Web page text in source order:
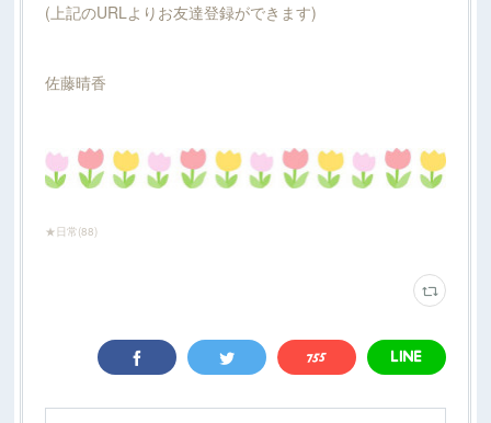
(上記のURLよりお友達登録ができます)
佐藤晴香
★日常(88)